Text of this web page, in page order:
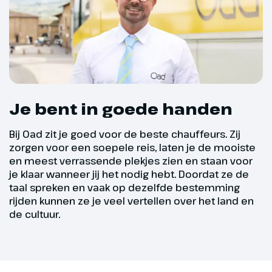
inbegrepen). Wandelaars kunnen
in het Pitztal ook prima terecht,
er zijn diverse
wandelmogelijkheden.
Je bent in goede handen
Bij Oad zit je goed voor de beste chauffeurs. Zij
zorgen voor een soepele reis, laten je de mooiste
en meest verrassende plekjes zien en staan voor
je klaar wanneer jij het nodig hebt. Doordat ze de
taal spreken en vaak op dezelfde bestemming
rijden kunnen ze je veel vertellen over het land en
de cultuur.
wandelschoenen valt de sneeuw makkelijk
in de schoen, plus hoge wandelschoenen
bieden meer stevigheid om de enkels op
gladde ondergrond. Waterdicht is een
must om constant natte voeten te
voorkomen).
Voor onderweg: lichtgewicht rugtas,
thermoskan/waterfles en zonnebrand
(vergeet niet dat op hoogte de zon sterker
is, dus je ook in de kou flink kunt
verbranden!).